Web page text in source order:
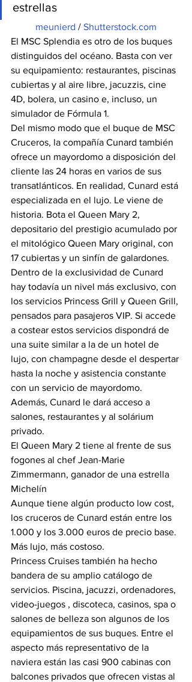
estrellas
meunierd / Shutterstock.com
El MSC Splendia es otro de los buques
distinguidos del océano. Basta con ver
su equipamiento: restaurantes, piscinas
cubiertas y al aire libre, jacuzzis, cine
4D, bolera, un casino e, incluso, un
simulador de Fórmula 1.
Del mismo modo que el buque de MSC
Cruceros, la compañía Cunard también
ofrece un mayordomo a disposición del
cliente las 24 horas en varios de sus
transatlánticos. En realidad, Cunard está
especializada en el lujo. Le viene de
historia. Bota el Queen Mary 2,
depositario del prestigio acumulado por
el mitológico Queen Mary original, con
17 cubiertas y un sinfín de galardones.
Dentro de la exclusividad de Cunard
hay todavía un nivel más exclusivo, con
los servicios Princess Grill y Queen Grill,
pensados para pasajeros VIP. Si accede
a costear estos servicios dispondrá de
una suite similar a la de un hotel de
lujo, con champagne desde el despertar
hasta la noche y asistencia constante
con un servicio de mayordomo.
Además, Cunard le dará acceso a
salones, restaurantes y al solárium
privado.
El Queen Mary 2 tiene al frente de sus
fogones al chef Jean-Marie
Zimmermann, ganador de una estrella
Michelín
Aunque tiene algún producto low cost,
los cruceros de Cunard están entre los
1.000 y los 3.000 euros de precio base.
Más lujo, más costoso.
Princess Cruises también ha hecho
bandera de su amplio catálogo de
servicios. Piscina, jacuzzi, ordenadores,
video-juegos , discoteca, casinos, spa o
salones de belleza son algunos de los
equipamientos de sus buques. Entre el
aspecto más representativo de la
naviera están las casi 900 cabinas con
balcones privados que ofrecen vistas al